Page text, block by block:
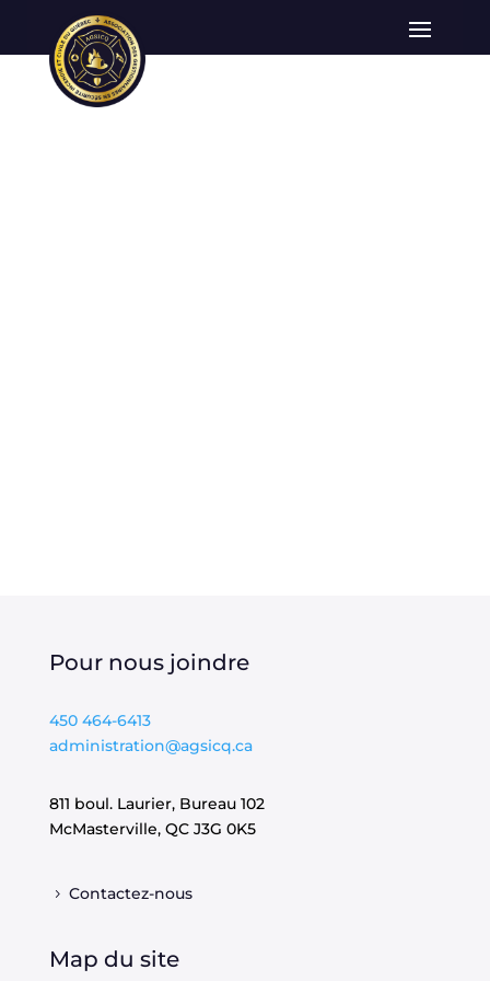
Pour nous joindre
450 464-6413
administration@agsicq.ca
811 boul. Laurier, Bureau 102
McMasterville, QC J3G 0K5
Contactez-nous
Map du site